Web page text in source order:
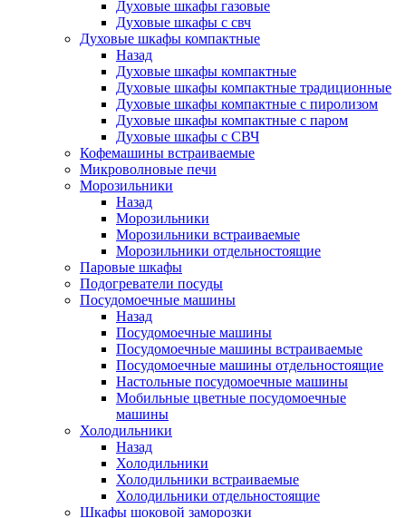
Духовые шкафы газовые
Духовые шкафы с свч
Духовые шкафы компактные
Назад
Духовые шкафы компактные
Духовые шкафы компактные традиционные
Духовые шкафы компактные с пиролизом
Духовые шкафы компактные с паром
Духовые шкафы с СВЧ
Кофемашины встраиваемые
Микроволновые печи
Морозильники
Назад
Морозильники
Морозильники встраиваемые
Морозильники отдельностоящие
Паровые шкафы
Подогреватели посуды
Посудомоечные машины
Назад
Посудомоечные машины
Посудомоечные машины встраиваемые
Посудомоечные машины отдельностоящие
Настольные посудомоечные машины
Мобильные цветные посудомоечные
машины
Холодильники
Назад
Холодильники
Холодильники встраиваемые
Холодильники отдельностоящие
Шкафы шоковой заморозки